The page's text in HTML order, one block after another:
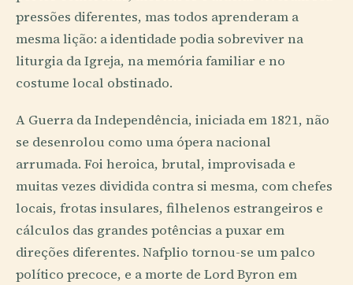
pressões diferentes, mas todos aprenderam a
mesma lição: a identidade podia sobreviver na
liturgia da Igreja, na memória familiar e no
costume local obstinado.
A Guerra da Independência, iniciada em 1821, não
se desenrolou como uma ópera nacional
arrumada. Foi heroica, brutal, improvisada e
muitas vezes dividida contra si mesma, com chefes
locais, frotas insulares, filhelenos estrangeiros e
cálculos das grandes potências a puxar em
direções diferentes. Nafplio tornou-se um palco
político precoce, e a morte de Lord Byron em